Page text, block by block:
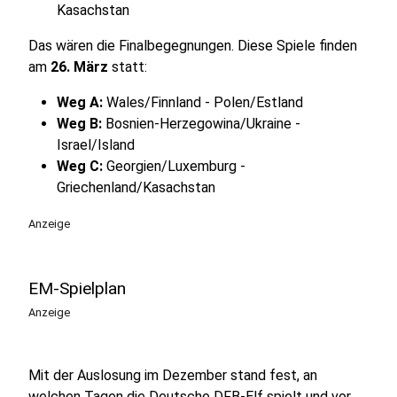
Kasachstan
Das wären die Finalbegegnungen. Diese Spiele finden
am 26. März statt:
Weg A: Wales/Finnland - Polen/Estland
Weg B: Bosnien-Herzegowina/Ukraine -
Israel/ Island
Weg C: Georgien/Luxemburg -
Griechenland/Kasachstan
Anzeige
EM-Spielplan
Anzeige
Mit der Auslosung im Dezember stand fest, an